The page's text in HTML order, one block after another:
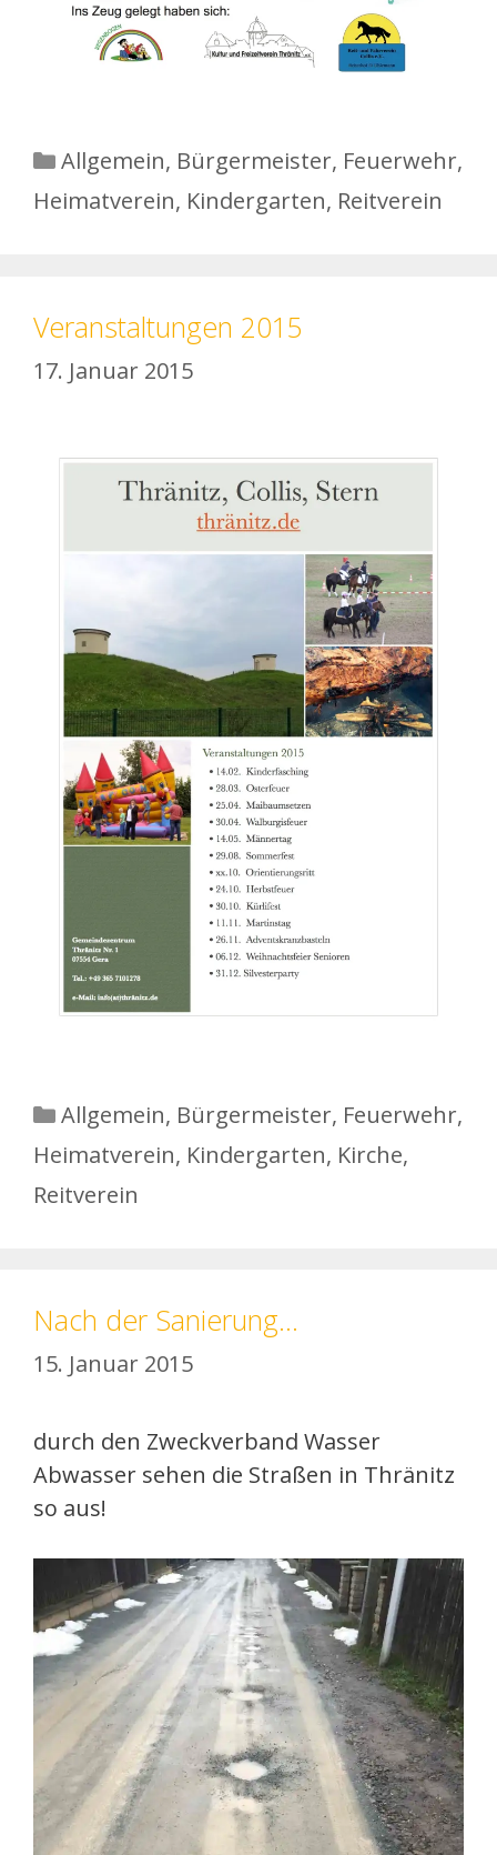
Kategorien
Allgemein, Bürgermeister, Feuerwehr,
Heimatverein, Kindergarten, Reitverein
Veranstaltungen 2015
17. Januar 2015
Kategorien
Allgemein, Bürgermeister, Feuerwehr,
Heimatverein, Kindergarten, Kirche,
Reitverein
Nach der Sanierung…
15. Januar 2015
durch den Zweckverband Wasser
Abwasser sehen die Straßen in Thränitz
so aus!